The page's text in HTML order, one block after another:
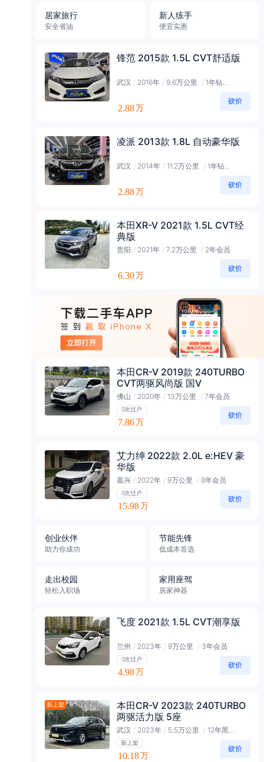
居家旅行
安全省油
新人练手
便宜实惠
锋范 2015款 1.5L CVT舒适版
武汉 / 2016年 / 9.6万公里 / 1年钻石会员
2.88万
凌派 2013款 1.8L 自动豪华版
武汉 / 2014年 / 11.2万公里 / 1年钻石会员
2.88万
本田XR-V 2021款 1.5L CVT经
典版
贵阳 / 2021年 / 7.2万公里 / 2年会员
6.30万
本田CR-V 2019款 240TURBO
CVT两驱风尚版 国V
佛山 / 2020年 / 13万公里 / 7年会员
0次过户
7.86万
艾力绅 2022款 2.0L e:HEV 豪
华版
嘉兴 / 2022年 / 9万公里 / 8年会员
0次过户
15.98万
创业伙伴
助力你成功
节能先锋
低成本首选
走出校园
轻松入职场
家用座驾
居家神器
飞度 2021款 1.5L CVT潮享版
兰州 / 2023年 / 9万公里 / 3年会员
0次过户
4.98万
新上架
本田CR-V 2023款 240TURBO
两驱活力版 5座
武汉 / 2023年 / 5.5万公里 / 12年黑金会员
新上架
10.18万